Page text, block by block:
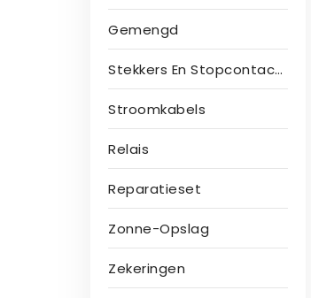
Gemengd
Stekkers En Stopcontacten
Stroomkabels
Relais
Reparatieset
Zonne-Opslag
Zekeringen